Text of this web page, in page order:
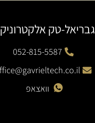
גבריאל-טק
052-815-5587
וואצאפ